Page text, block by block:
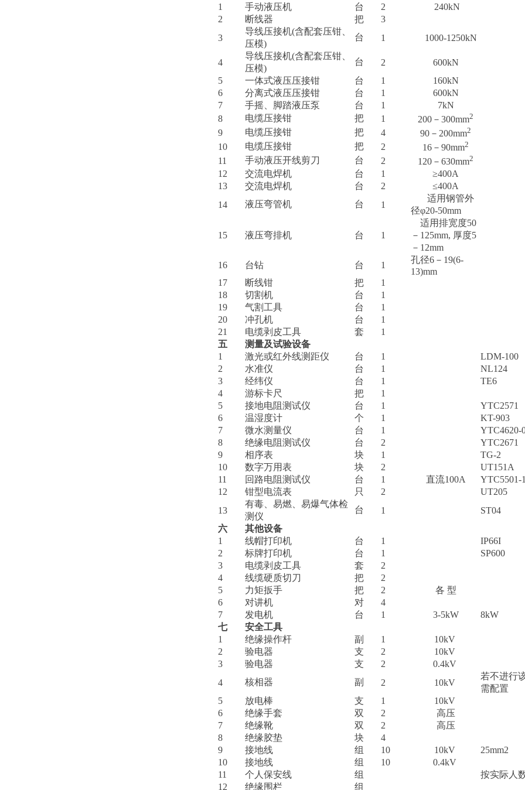
1
手动液压机 台 2
240kN
2
断线器 把
3
3
导线压接机(含配套压钳、
压模)
台 1 1000-1250kN
4
导线压接机(含配套压钳、
压模)
台 2
600kN
5
一体式液压压接钳 台 1
160kN
6
分离式液压压接钳 台 1
600kN
7
手摇、脚踏液压泵 台 1
7kN
8
电缆压接钳 把 1 200－300mm2
9 电缆压接钳 把 4 90－200mm2
10 电缆压接钳 把 2 16－90mm2
11 手动液压开线剪刀 台 2 120－630mm2
12 交流电焊机 台 1
≥400A
13
交流电焊机 台 2
≤400A
14
液压弯管机 台 1
适用钢管外
径φ20-50mm
15 液压弯排机 台 1
适用排宽度50
－125mm, 厚度5
－12mm
16
台钻 台 1
孔径6－19(6-
13)mm
17
断线钳 把
1
18
切割机 台
1
19
气割工具 台
1
20
冲孔机 台
1
21
电缆剥皮工具 套
1
五
测量及试验设备
1
激光或红外线测距仪 台 1
LDM-100
2
水准仪 台 1
NL124
3
经纬仪 台 1
TE6
4
游标卡尺 把
1
5
接地电阻测试仪 台 1
YTC2571
6
温湿度计 个 1
KT-903
7
微水测量仪 台 1
YTC4620-
8
绝缘电阻测试仪 台 2
YTC2671
9
相序表 块 1
TG-2
10
数字万用表 块 2
UT151A
11
回路电阻测试仪 台 1 直流100A
YTC5501-
12
钳型电流表 只 2
UT205
13
有毒、易燃、易爆气体检
测仪
台 1
ST04
六
其他设备
1
线帽打印机 台 1
IP66I
2
标牌打印机 台 1
SP600
3
电缆剥皮工具 套
2
4
线缆硬质切刀 把
2
5
力矩扳手 把 2
各 型
6
对讲机 对
4
7
发电机 台 1 3-5kW
8kW
七
安全工具
1
绝缘操作杆 副 1
10kV
2
验电器 支 2
10kV
3
验电器 支 2
0.4kV
4
核相器 副 2 10kV
若不进行
需配置
5
放电棒 支 1
10kV
6
绝缘手套 双 2
高压
7
绝缘靴 双 2
高压
8
绝缘胶垫 块
4
9
接地线 组 10 10kV
25mm2
10
接地线 组 10
0.4kV
11
个人保安线 组
按实际人
12
绝缘围栏 组